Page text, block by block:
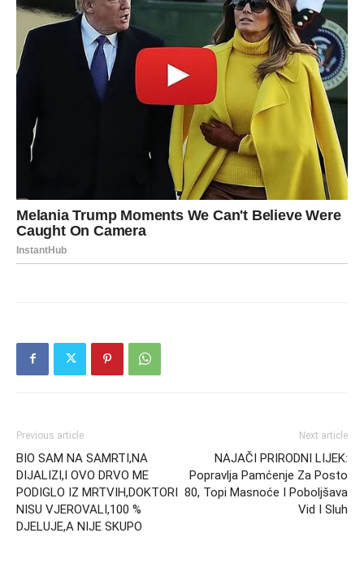
Previous article
BIO SAM NA SAMRTI,NA
DIJALIZI,I OVO DRVO ME
PODIGLO IZ MRTVIH,DOKTORI
NISU VJEROVALI,100 %
DJELUJE,A NIJE SKUPO
Next article
NAJAČI PRIRODNI LIJEK:
Popravlja Pamćenje Za Posto
80, Topi Masnoće I Poboljšava
Vid I Sluh